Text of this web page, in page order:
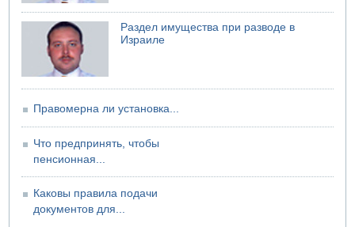
Раздел имущества при разводе в
Израиле
Правомерна ли установка...
Что предпринять, чтобы
пенсионная...
Каковы правила подачи
документов для...